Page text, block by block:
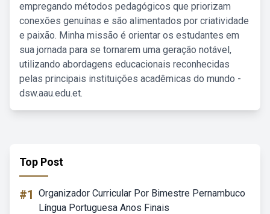
empregando métodos pedagógicos que priorizam
conexões genuínas e são alimentados por criatividade
e paixão. Minha missão é orientar os estudantes em
sua jornada para se tornarem uma geração notável,
utilizando abordagens educacionais reconhecidas
pelas principais instituições acadêmicas do mundo -
dsw.aau.edu.et.
Top Post
#1 Organizador Curricular Por Bimestre Pernambuco
Língua Portuguesa Anos Finais